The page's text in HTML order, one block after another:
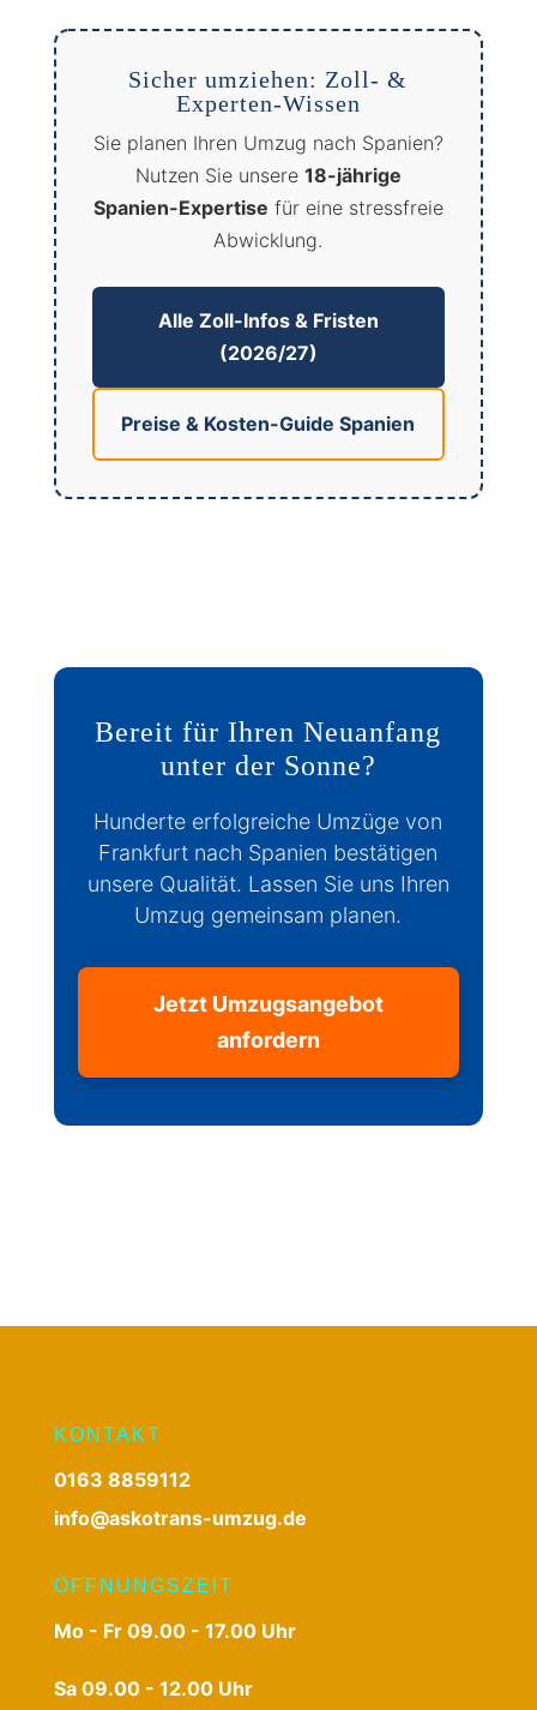
Sicher umziehen: Zoll- &
Experten-Wissen
Sie planen Ihren Umzug nach Spanien?
Nutzen Sie unsere 18-jährige
Spanien-Expertise für eine stressfreie
Abwicklung.
Alle Zoll-Infos & Fristen
(2026/27)
Preise & Kosten-Guide Spanien
Bereit für Ihren Neuanfang
unter der Sonne?
Hunderte erfolgreiche Umzüge von
Frankfurt nach Spanien bestätigen
unsere Qualität. Lassen Sie uns Ihren
Umzug gemeinsam planen.
Jetzt Umzugsangebot
anfordern
KONTAKT
0163 8859112
info@askotrans-umzug.de
ÖFFNUNGSZEIT
Mo - Fr 09.00 - 17.00 Uhr
Sa 09.00 - 12.00 Uhr